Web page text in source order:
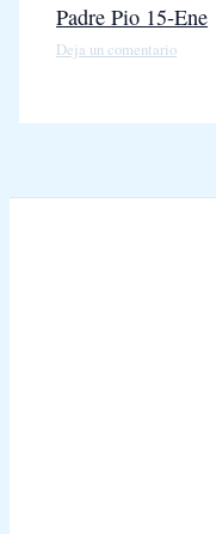
Padre Pio 15-Ene
Deja un comentario